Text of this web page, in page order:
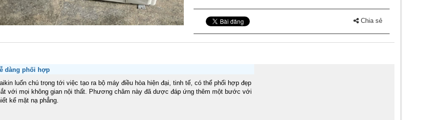
Chia sẻ
dàng phối hợp
luốn chú trọng tới việc tạo ra bộ máy điều hòa hiện đại, tinh tế, có thể phối hợp đẹp
với mọi không gian nội thất. Phương châm này đã dược đáp ứng thêm một bước với
kế mặt nạ phẳng.